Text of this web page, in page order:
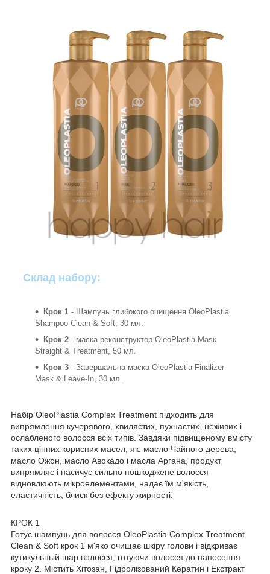
Склад набору:
Крок 1 - Шампунь глибокого очищення OleoPlastia
Shampoo Clean & Soft, 30 мл.
Крок 2 - мaска реконструктор OleoPlastia Маѕк
Straight & Treatment, 50 мл.
Крок 3 - Завершальна мaска OleoPlastia Finalizer
Маѕк & Leave-In, 30 мл.
Набір OleoPlastia Complex Treatment підходить для
випрямлення кучерявого, хвилястих, пухнастих, неживих і
ослабленого волосся всіх типів. Завдяки підвищеному вмісту
таких цінних корисних масел, як: масло Чайного дерева,
масло Ожон, масло Авокадо і масла Аргана, продукт
випрямляє і насичує сильно пошкоджене волосся
відновлюють мікроелементами, надає їм м'якість,
еластичність, блиск без ефекту жирності.
КРОК 1
Готує шампунь для волосся OleoPlastia Complex Treatment
Clean & Soft крок 1 м'яко очищає шкіру голови і відкриває
кутикульный шар волосся, готуючи волосся до нанесення
кроку 2. Містить Хітозан, Гідролізований Кератин і Екстракт